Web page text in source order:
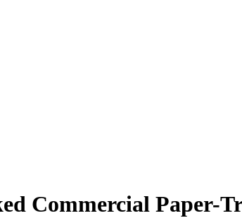
Commercial Paper-